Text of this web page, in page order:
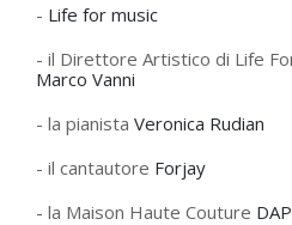
- Life for music
- il Direttore Artistico di Life
Marco Vanni
- la pianista Veronica Rudian
- il cantautore Forjay
- la Maison Haute Couture